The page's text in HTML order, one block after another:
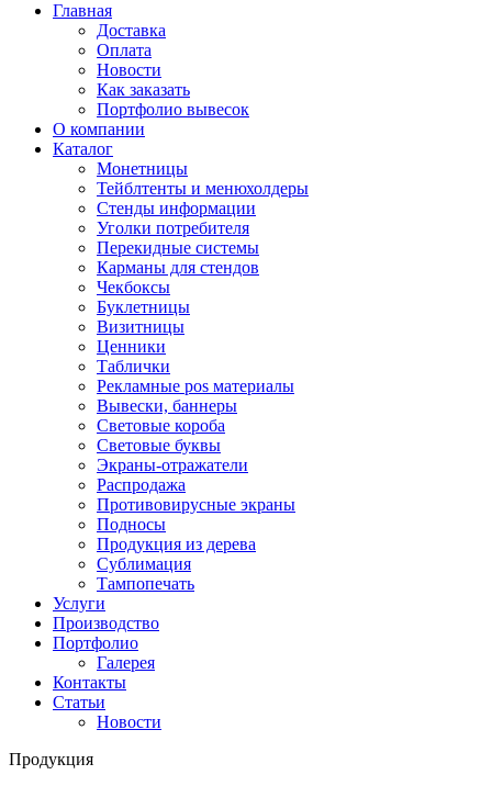
Главная
Доставка
Оплата
Новости
Как заказать
Портфолио вывесок
О компании
Каталог
Монетницы
Тейблтенты и менюхолдеры
Стенды информации
Уголки потребителя
Перекидные системы
Карманы для стендов
Чекбоксы
Буклетницы
Визитницы
Ценники
Таблички
Рекламные pos материалы
Вывески, баннеры
Световые короба
Световые буквы
Экраны-отражатели
Распродажа
Противовирусные экраны
Подносы
Продукция из дерева
Сублимация
Тампопечать
Услуги
Производство
Портфолио
Галерея
Контакты
Статьи
Новости
Продукция